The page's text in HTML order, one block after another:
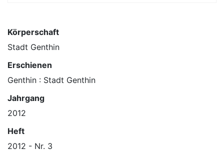
Körperschaft
Stadt Genthin
Erschienen
Genthin : Stadt Genthin
Jahrgang
2012
Heft
2012 - Nr. 3